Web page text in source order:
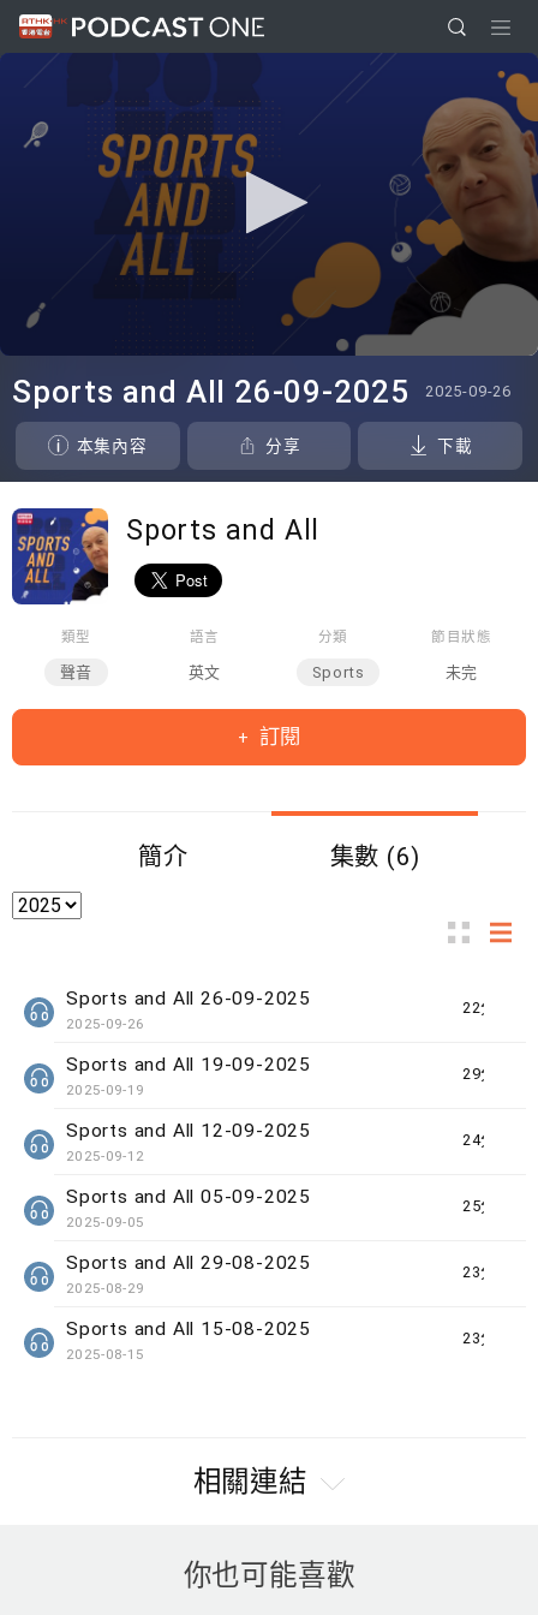
seconds
of
22
minutes,
19
seconds
Sports and All 26-09-2025 2025-09-26
本集內容 分享 下載
Sports and All
類型
聲音
語言
英文
分類
Sports
節目狀態
未完
訂閱
簡介 集數 (6)
22分鐘
Sports and All 26-09-2025
2025-09-26
29分鐘
Sports and All 19-09-2025
2025-09-19
24分鐘
Sports and All 12-09-2025
2025-09-12
25分鐘
Sports and All 05-09-2025
2025-09-05
23分鐘
Sports and All 29-08-2025
2025-08-29
23分鐘
Sports and All 15-08-2025
2025-08-15
相關連結
你也可能喜歡